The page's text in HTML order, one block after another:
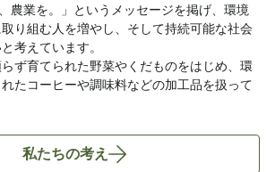
農業を。」というメッセージを掲げ、環境
り組む人を増やし、そして持続可能な社会
考えています。
ず育てられた野菜やくだものをはじめ、環
たコーヒーや調味料などの加工品を扱って
私たちの考え